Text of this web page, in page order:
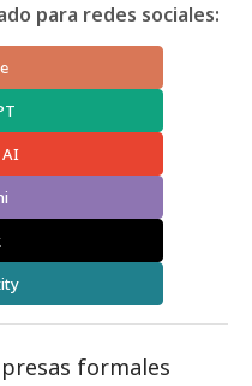
para redes sociales:
AI
formales